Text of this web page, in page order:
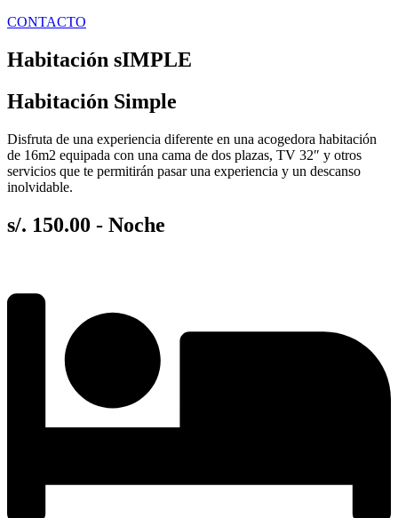
CONTACTO
Habitación sIMPLE
Habitación Simple
Disfruta de una experiencia diferente en una acogedora habitación
de 16m2 equipada con una cama de dos plazas, TV 32″ y otros
servicios que te permitirán pasar una experiencia y un descanso
inolvidable.
s/. 150.00 - Noche